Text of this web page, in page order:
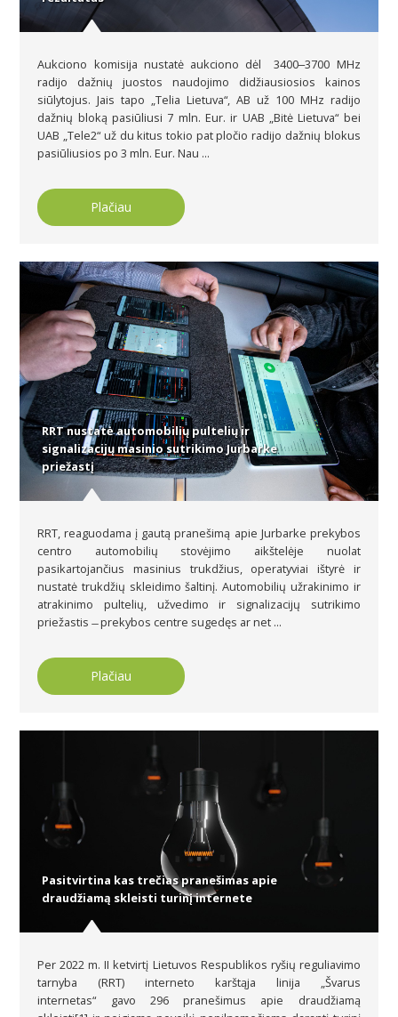
Aukciono komisija nustatė aukciono dėl 3400‒3700 MHz
radijo dažnių juostos naudojimo didžiausiosios kainos
siūlytojus. Jais tapo „Telia Lietuva“, AB už 100 MHz radijo
dažnių bloką pasiūliusi 7 mln. Eur. ir UAB „Bitė Lietuva“ bei
UAB „Tele2“ už du kitus tokio pat pločio radijo dažnių blokus
pasiūliusios po 3 mln. Eur. Nau ...
Plačiau
RRT nustatė automobilių pultelių ir
signalizacijų masinio sutrikimo Jurbarke
priežastį
RRT, reaguodama į gautą pranešimą apie Jurbarke prekybos
centro automobilių stovėjimo aikštelėje nuolat
pasikartojančius masinius trukdžius, operatyviai ištyrė ir
nustatė trukdžių skleidimo šaltinį. Automobilių užrakinimo ir
atrakinimo pultelių, užvedimo ir signalizacijų sutrikimo
priežastis ̶ prekybos centre sugedęs ar net ...
Plačiau
Pasitvirtina kas trečias pranešimas apie
draudžiamą skleisti turinį internete
Per 2022 m. II ketvirtį Lietuvos Respublikos ryšių reguliavimo
tarnyba (RRT) interneto karštąja linija „Švarus
internetas“ gavo 296 pranešimus apie draudžiamą